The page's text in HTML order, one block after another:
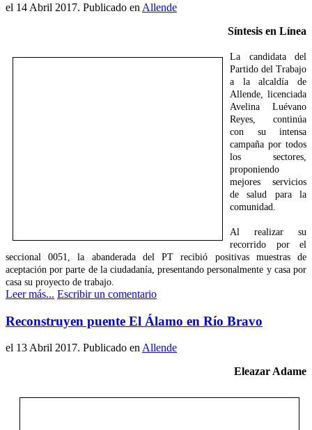
el 14 Abril 2017. Publicado en Allende
Síntesis en Línea
La candidata del
Partido del Trabajo
a la alcaldía de
Allende, licenciada
Avelina Luévano
Reyes, continúa
con su intensa
campaña por todos
los sectores,
proponiendo
mejores servicios
de salud para la
comunidad.
Al realizar su
recorrido por el
seccional 0051, la abanderada del PT recibió positivas muestras de
aceptación por parte de la ciudadanía, presentando personalmente y casa por
casa su proyecto de trabajo.
Leer más... Escribir un comentario
Reconstruyen puente El Álamo en Río Bravo
el 13 Abril 2017. Publicado en Allende
Eleazar Adame